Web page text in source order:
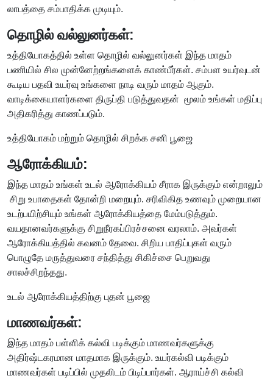
லாபத்தை சம்பாதிக்க முடியும்.
தொழில் வல்லுனர்கள்:
உத்தியோகத்தில் உள்ள தொழில் வல்லுனர்கள் இந்த மாதம்
பணியில் சில முன்னேற்றங்களைக் காண்பீர்கள். சம்பள உயர்வுடன்
கூடிய பதவி உயர்வு உங்களை நாடி வரும் மாதம் ஆகும்.
வாடிக்கையாளர்களை திருப்தி படுத்துவதன் மூலம் உங்கள் மதிப்பு
அதிகரித்து காணப்படும்.
உத்தியோகம் மற்றும் தொழில் சிறக்க சனி பூஜை
ஆரோக்கியம்:
இந்த மாதம் உங்கள் உடல் ஆரோக்கியம் சீராக இருக்கும் என்றாலும்
சிறு உபாதைகள் தோன்றி மறையும். சரிவிகித உணவும் முறையான
உடற்பயிற்சியும் உங்கள் ஆரோக்கியத்தை மேம்படுத்தும்.
வயதானவர்களுக்கு சிறுநீரகப்பிரச்சனை வரலாம். அவர்கள்
ஆரோக்கியத்தில் கவனம் தேவை. சிறிய பாதிப்புகள் வரும்
பொழுதே மருத்துவரை சந்தித்து சிகிச்சை பெறுவது
சாலச்சிறந்தது.
உடல் ஆரோக்கியத்திற்கு புதன் பூஜை
மாணவர்கள்:
இந்த மாதம் பள்ளிக் கல்வி படிக்கும் மாணவர்களுக்கு
அதிர்ஷ்டகரமான மாதமாக இருக்கும். உயர்கல்வி படிக்கும்
மாணவர்கள் படிப்பில் முதலிடம் பிடிப்பார்கள். ஆராய்ச்சி கல்வி